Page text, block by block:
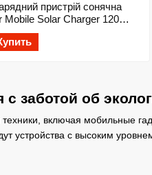
заботой об
техники, включая мобильные
устройства с высоким
пристрій сонячна
Mobile Solar Charger 120